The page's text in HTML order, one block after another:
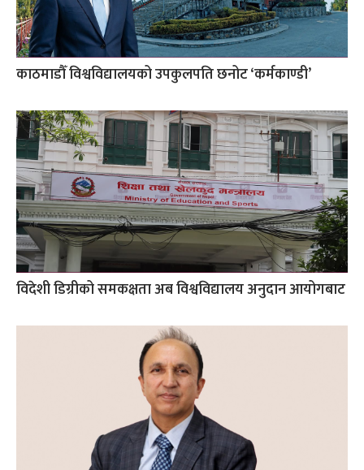
काठमाडौँ विश्वविद्यालयको उपकुलपति छनोट ‘कर्मकाण्डी’
विदेशी डिग्रीको समकक्षता अब विश्वविद्यालय अनुदान आयोगबाट